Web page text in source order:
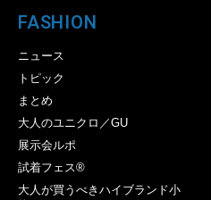
FASHION
ニュース
トピック
まとめ
大人のユニクロ／GU
展示会ルポ
試着フェス®︎
大人が買うべきハイブランド小